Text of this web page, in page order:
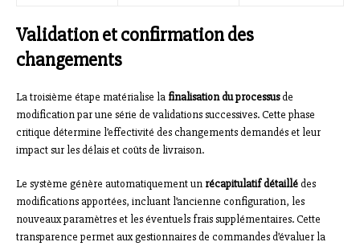
Validation et confirmation des
changements
La troisième étape matérialise la finalisation du processusde
modification par une série de validations successives. Cette phase
critique détermine l’effectivité des changements demandés et leur
impact sur les délais et coûts de livraison.
Le système génère automatiquement un récapitulatif détaillédes
modifications apportées, incluant l’ancienne configuration, les
nouveaux paramètres et les éventuels frais supplémentaires. Cette
transparence permet aux gestionnaires de commandes d’évaluer la